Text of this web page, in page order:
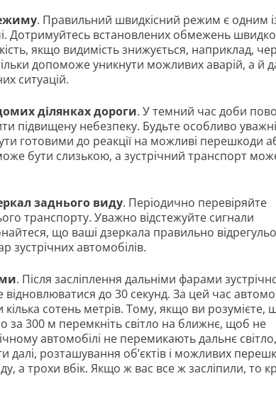
. Правильний швидкісний режим є одним
Дотримуйтесь встановлених обмежень
якщо видимість знижується, наприклад,
допоможе уникнути можливих аварій, а й
ситуацій.
ділянках дороги. У темний час доби
підвищену небезпеку. Будьте особливо
готовими до реакції на можливі перешкоди
бути слизькою, а зустрічний транспорт
заднього виду. Періодично перевіряйте
транспорту. Уважно відстежуйте сигнали
що ваші дзеркала правильно
зустрічних автомобілів.
. Після засліплення дальніми фарами
до 30 секунд. За цей час
кілька сотень метрів. Тому, якщо ви розумієте,
за 300 м перемкніть світло на ближнє, щоб не
автомобілі не перемикають дальнє світло,
далі, розташування об’єктів і можливих
а трохи вбік. Якщо ж вас все ж засліпили, то